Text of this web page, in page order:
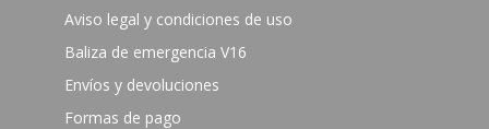
Aviso legal y condiciones de uso
Baliza de emergencia V16
Envíos y devoluciones
Formas de pago